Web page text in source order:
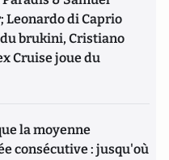
di Caprio
brukini, Cristiano
Cruise joue du
la moyenne
consécutive : jusqu'où